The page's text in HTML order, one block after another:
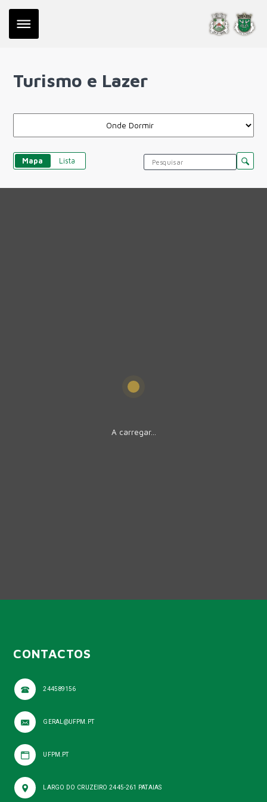
Turismo e Lazer
Mapa Lista
A carregar...
CONTACTOS
244589156
GERAL@UFPM.PT
UFPM.PT
LARGO DO CRUZEIRO 2445-261 PATAIAS